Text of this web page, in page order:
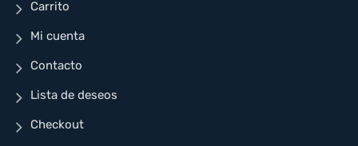
Carrito
Mi cuenta
Contacto
Lista de deseos
Checkout